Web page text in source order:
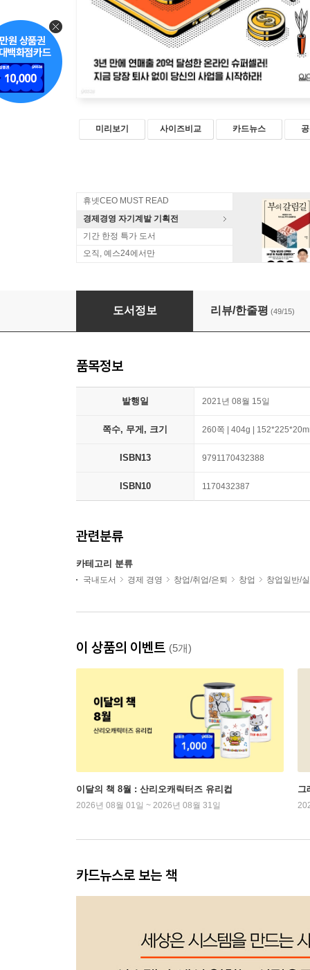
미리보기 사이즈비교 카드뉴스
휴넷CEO MUST READ
경제경영 자기계발 기획전
기간 한정 특가 도서
오직, 예스24에서만
나는 당신이 N잡러가 되었으면 좋겠습니다
도서정보 리뷰/한줄평 (49/15)
품목정보
발행일 2021년 08월 15일
쪽수, 무게, 크기 260쪽 | 404g |
ISBN13 9791170432388
ISBN10 1170432387
관련분류
카테고리 분류
국내도서 경제 경영 창업/취업/은퇴 창업 창업일반/
이 상품의 이벤트 (5개)
이달의 책 8월 : 산리오캐릭터즈 유리컵
2026년 08월 01일 ~ 2026년 08월 31일
그
카드뉴스로 보는 책